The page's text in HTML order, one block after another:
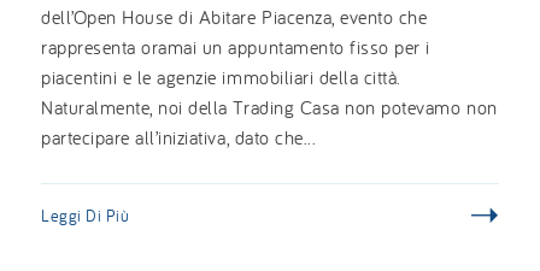
dell’Open House di Abitare Piacenza, evento che
rappresenta oramai un appuntamento fisso per i
piacentini e le agenzie immobiliari della città.
Naturalmente, noi della Trading Casa non potevamo non
partecipare all’iniziativa, dato che...
Leggi Di Più